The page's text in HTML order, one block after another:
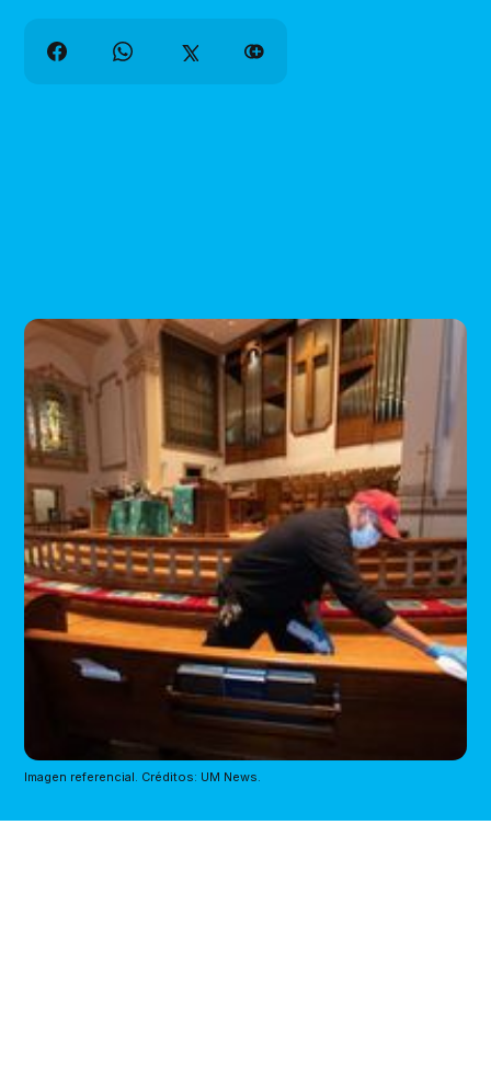
Imagen referencial. Créditos: UM News.